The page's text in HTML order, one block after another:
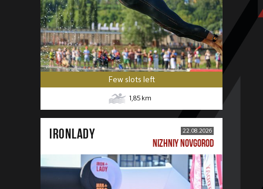
Few slots left
1,85 km
IRONLADY 22.08.2026
NIZHNIY NOVGOROD